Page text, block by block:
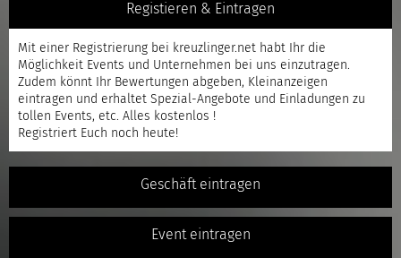
Registieren & Eintragen
Mit einer Registrierung bei kreuzlinger.net habt Ihr die
Möglichkeit Events und Unternehmen bei uns einzutragen.
Zudem könnt Ihr Bewertungen abgeben, Kleinanzeigen
eintragen und erhaltet Spezial-Angebote und Einladungen zu
tollen Events, etc. Alles kostenlos !
Registriert Euch noch heute!
Geschäft eintragen
Event eintragen